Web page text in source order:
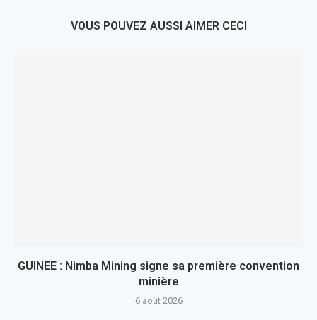
VOUS POUVEZ AUSSI AIMER CECI
GUINEE : Nimba Mining signe sa première convention
minière
6 août 2026